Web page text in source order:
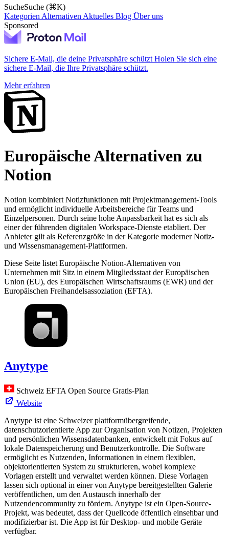
SucheSuche (⌘K)
Kategorien Alternativen Aktuelles Blog Über uns
Sponsored
Sichere E-Mail, die deine Privatsphäre schützt Holen Sie sich eine
sichere E-Mail, die Ihre Privatsphäre schützt.
Mehr erfahren
Europäische Alternativen zu
Notion
Notion kombiniert Notizfunktionen mit Projektmanagement-Tools
und ermöglicht individuelle Arbeitsbereiche für Teams und
Einzelpersonen. Durch seine hohe Anpassbarkeit hat es sich als
einer der führenden digitalen Workspace-Dienste etabliert. Der
Anbieter gilt als Referenzgröße in der Kategorie moderner Notiz-
und Wissensmanagement-Plattformen.
Diese Seite listet Europäische Notion-Alternativen von
Unternehmen mit Sitz in einem Mitgliedsstaat der Europäischen
Union (EU), des Europäischen Wirtschaftsraums (EWR) und der
Europäischen Freihandelsassoziation (EFTA).
Anytype
Schweiz EFTA Open Source Gratis-Plan
Website
Anytype ist eine Schweizer plattformübergreifende,
datenschutzorientierte App zur Organisation von Notizen, Projekten
und persönlichen Wissensdatenbanken, entwickelt mit Fokus auf
lokale Datenspeicherung und Benutzerkontrolle. Die Software
ermöglicht es Nutzenden, Informationen in einem flexiblen,
objektorientierten System zu strukturieren, wobei komplexe
Vorlagen erstellt und verwaltet werden können. Diese Vorlagen
lassen sich optional in einer von Anytype bereitgestellten Galerie
veröffentlichen, um den Austausch innerhalb der
Nutzendencommunity zu fördern. Anytype ist ein Open-Source-
Projekt, was bedeutet, dass der Quellcode öffentlich einsehbar und
modifizierbar ist. Die App ist für Desktop- und mobile Geräte
verfügbar.